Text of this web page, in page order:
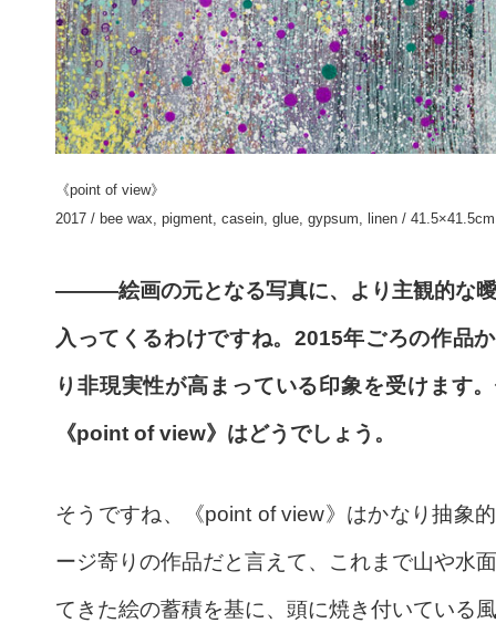
《point of view》
2017 / bee wax, pigment, casein, glue, gypsum, linen / 41.5×41.5cm
———絵画の元となる写真に、より主観的な
入ってくるわけですね。2015年ごろの作品
り非現実性が高まっている印象を受けます
《point of view》はどうでしょう。
そうですね、《point of view》はかなり抽象
ージ寄りの作品だと言えて、これまで山や水
てきた絵の蓄積を基に、頭に焼き付いている